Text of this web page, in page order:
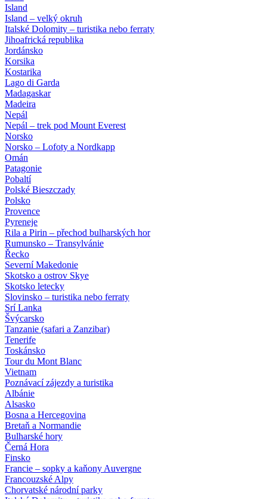
Island
Island – velký okruh
Italské Dolomity – turistika nebo ferraty
Jihoafrická republika
Jordánsko
Korsika
Kostarika
Lago di Garda
Madagaskar
Madeira
Nepál
Nepál – trek pod Mount Everest
Norsko
Norsko – Lofoty a Nordkapp
Omán
Patagonie
Pobaltí
Polské Bieszczady
Polsko
Provence
Pyreneje
Rila a Pirin – přechod bulharských hor
Rumunsko – Transylvánie
Řecko
Severní Makedonie
Skotsko a ostrov Skye
Skotsko letecky
Slovinsko – turistika nebo ferraty
Srí Lanka
Švýcarsko
Tanzanie (safari a Zanzibar)
Tenerife
Toskánsko
Tour du Mont Blanc
Vietnam
Poznávací zájezdy a turistika
Albánie
Alsasko
Bosna a Hercegovina
Bretaň a Normandie
Bulharské hory
Černá Hora
Finsko
Francie – sopky a kaňony Auvergne
Francouzské Alpy
Chorvatské národní parky